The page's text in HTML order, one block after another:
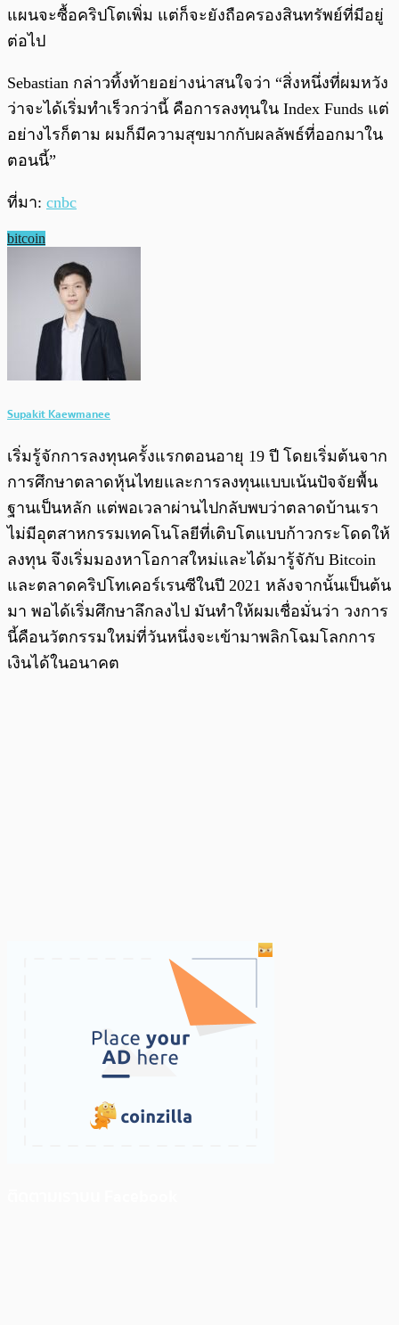
แผนจะซื้อคริปโตเพิ่ม แต่ก็จะยังถือครองสินทรัพย์ที่มีอยู่
ต่อไป
Sebastian กล่าวทิ้งท้ายอย่างน่าสนใจว่า “สิ่งหนึ่งที่ผมหวัง
ว่าจะได้เริ่มทำเร็วกว่านี้ คือการลงทุนใน Index Funds แต่
อย่างไรก็ตาม ผมก็มีความสุขมากกับผลลัพธ์ที่ออกมาใน
ตอนนี้”
ที่มา: cnbc
bitcoin
Supakit Kaewmanee
เริ่มรู้จักการลงทุนครั้งแรกตอนอายุ 19 ปี โดยเริ่มต้นจาก
การศึกษาตลาดหุ้นไทยและการลงทุนแบบเน้นปัจจัยพื้น
ฐานเป็นหลัก แต่พอเวลาผ่านไปกลับพบว่าตลาดบ้านเรา
ไม่มีอุตสาหกรรมเทคโนโลยีที่เติบโตแบบก้าวกระโดดให้
ลงทุน จึงเริ่มมองหาโอกาสใหม่และได้มารู้จักับ Bitcoin
และตลาดคริปโทเคอร์เรนซีในปี 2021 หลังจากนั้นเป็นต้น
มา พอได้เริ่มศึกษาลึกลงไป มันทำให้ผมเชื่อมั่นว่า วงการ
นี้คือนวัตกรรมใหม่ที่วันหนึ่งจะเข้ามาพลิกโฉมโลกการ
เงินได้ในอนาคต